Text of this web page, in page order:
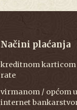
Načini plaćanja
kreditnom
rate
virmanom / općom
internet